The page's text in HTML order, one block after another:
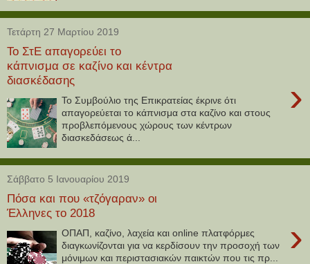
Τετάρτη 27 Μαρτίου 2019
Το ΣτΕ απαγορεύει το
κάπνισμα σε καζίνο και κέντρα
διασκέδασης
›
Το Συμβούλιο της Επικρατείας έκρινε ότι
απαγορεύεται το κάπνισμα στα καζίνο και στους
προβλεπόμενους χώρους των κέντρων
διασκεδάσεως ά...
Σάββατο 5 Ιανουαρίου 2019
Πόσα και που «τζόγαραν» οι
Έλληνες το 2018
›
ΟΠΑΠ, καζίνο, λαχεία και online πλατφόρμες
διαγκωνίζονται για να κερδίσουν την προσοχή των
μόνιμων και περιστασιακών παικτών που τις πρ...